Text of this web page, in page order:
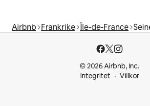
Airbnb Frankrike Île-de-France
© 2026 Airbnb, Inc.
Integritet
Villkor